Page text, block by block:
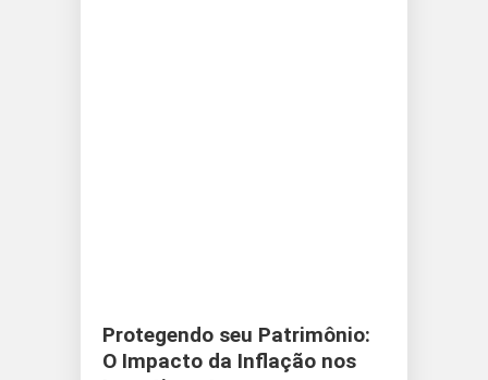
Protegendo seu Patrimônio:
O Impacto da Inflação nos